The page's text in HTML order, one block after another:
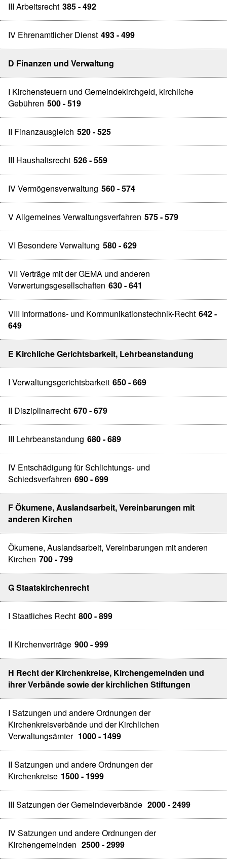
III Arbeitsrecht 385 - 492
IV Ehrenamtlicher Dienst 493 - 499
D Finanzen und Verwaltung
I Kirchensteuern und Gemeindekirchgeld, kirchliche
Gebühren 500 - 519
II Finanzausgleich 520 - 525
III Haushaltsrecht 526 - 559
IV Vermögensverwaltung 560 - 574
V Allgemeines Verwaltungsverfahren 575 - 579
VI Besondere Verwaltung 580 - 629
VII Verträge mit der GEMA und anderen
Verwertungsgesellschaften 630 - 641
VIII Informations- und Kommunikationstechnik-Recht 642 -
649
E Kirchliche Gerichtsbarkeit, Lehrbeanstandung
I Verwaltungsgerichtsbarkeit 650 - 669
II Disziplinarrecht 670 - 679
III Lehrbeanstandung 680 - 689
IV Entschädigung für Schlichtungs- und
Schiedsverfahren 690 - 699
F Ökumene, Auslandsarbeit, Vereinbarungen mit
anderen Kirchen
Ökumene, Auslandsarbeit, Vereinbarungen mit anderen
Kirchen 700 - 799
G Staatskirchenrecht
I Staatliches Recht 800 - 899
II Kirchenverträge 900 - 999
H Recht der Kirchenkreise, Kirchengemeinden und
ihrer Verbände sowie der kirchlichen Stiftungen
I Satzungen und andere Ordnungen der
Kirchenkreisverbände und der Kirchlichen
Verwaltungsämter 1000 - 1499
II Satzungen und andere Ordnungen der
Kirchenkreise 1500 - 1999
III Satzungen der Gemeindeverbände 2000 - 2499
IV Satzungen und andere Ordnungen der
Kirchengemeinden 2500 - 2999